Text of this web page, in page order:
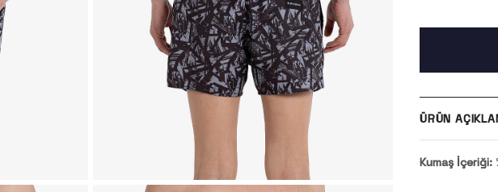
ÜRÜN
Kumaş İçeriği: